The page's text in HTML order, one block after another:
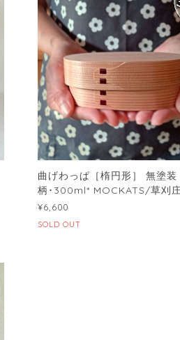
曲げわっぱ［楕円形］ 無塗装
柄･300ml* MOCKATS/草刈
¥6,600
SOLD OUT